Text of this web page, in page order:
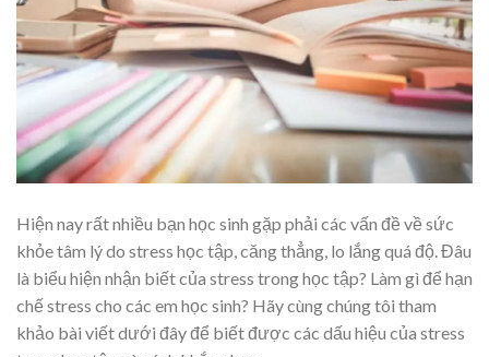
Hiện nay rất nhiều bạn học sinh gặp phải các vấn đề về sức
khỏe tâm lý do stress học tập, căng thẳng, lo lắng quá độ. Đâu
là biểu hiện nhận biết của stress trong học tập? Làm gì để hạn
chế stress cho các em học sinh? Hãy cùng chúng tôi tham
khảo bài viết dưới đây để biết được các dấu hiệu của stress